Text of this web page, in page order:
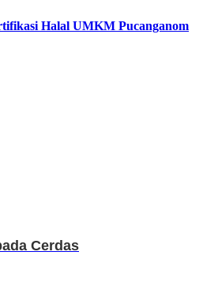
Halal UMKM Pucanganom
Cerdas